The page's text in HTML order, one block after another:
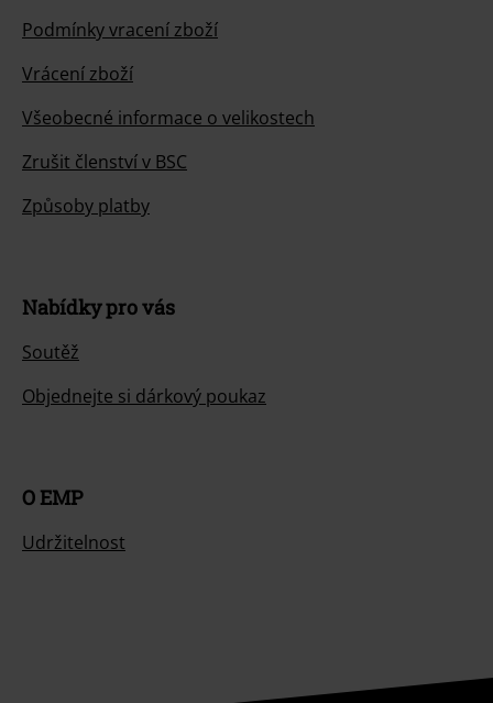
Podmínky vracení zboží
Vrácení zboží
Všeobecné informace o velikostech
Zrušit členství v BSC
Způsoby platby
Nabídky pro vás
Soutěž
Objednejte si dárkový poukaz
O EMP
Udržitelnost